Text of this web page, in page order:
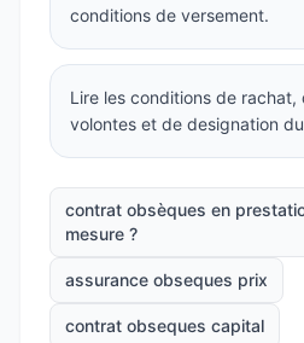
conditions de versement.
Lire les conditions de
volontes et de designation
contrat obsèques en
mesure ?
assurance obseques prix
contrat obseques capital